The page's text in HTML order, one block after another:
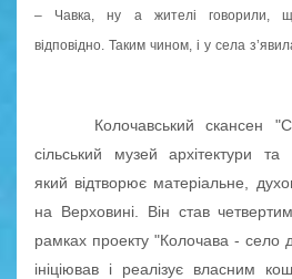
– Чавка, ну а жителі говорили,
відповідно. Таким чином, і у села
Колочавський скансен
сільський музей архітектури та
який відтворює матеріальне,
на Верховині. Він став
рамках проекту "Колочава - село
ініціював і реалізує власним